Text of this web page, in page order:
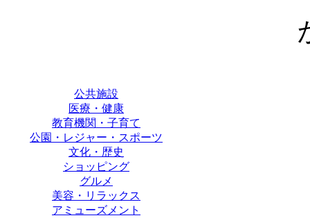
公共施設
医療・健康
教育機関・子育て
公園・レジャー・スポーツ
文化・歴史
ショッピング
グルメ
美容・リラックス
アミューズメント